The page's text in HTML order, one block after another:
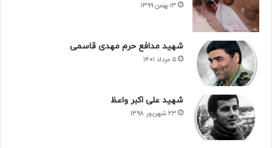
۱۳ بهمن ۱۳۹۹
شهید مدافع حرم مهدی قاسمی
۵ مرداد ۱۴۰۱
شهید علی اکبر واعظ
۲۳ شهریور ۱۳۹۸